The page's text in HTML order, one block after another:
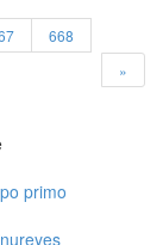
668
»
primo